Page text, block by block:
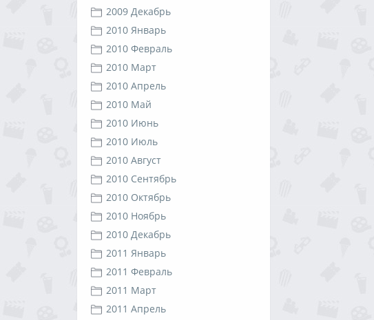
2009 Декабрь
2010 Январь
2010 Февраль
2010 Март
2010 Апрель
2010 Май
2010 Июнь
2010 Июль
2010 Август
2010 Сентябрь
2010 Октябрь
2010 Ноябрь
2010 Декабрь
2011 Январь
2011 Февраль
2011 Март
2011 Апрель